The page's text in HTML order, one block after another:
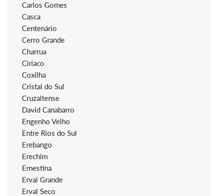
Carlos Gomes
Casca
Centenário
Cerro Grande
Charrua
Ciriaco
Coxilha
Cristal do Sul
Cruzaltense
David Canabarro
Engenho Velho
Entre Rios do Sul
Erebango
Erechim
Ernestina
Erval Grande
Erval Seco